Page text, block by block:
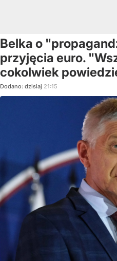
Belka o
przyjęcia euro.
cokolwiek
Dodano: dzisiaj 21:15